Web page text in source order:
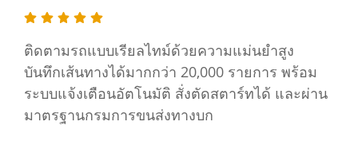
ติดตามรถแบบเรียลไทม์ด้วยความแม่นยำสูง
บันทึกเส้นทางได้มากกว่า 20,000 รายการ พร้อม
ระบบแจ้งเตือนอัตโนมัติ สั่งตัดสตาร์ทได้ และผ่าน
มาตรฐานกรมการขนส่งทางบก